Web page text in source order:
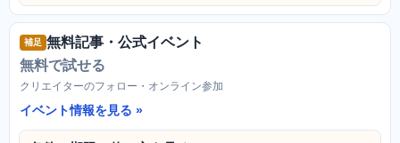
補足 無料記事・公式イベント
無料で試せる
クリエイターのフォロー・オンライン参加
イベント情報を見る